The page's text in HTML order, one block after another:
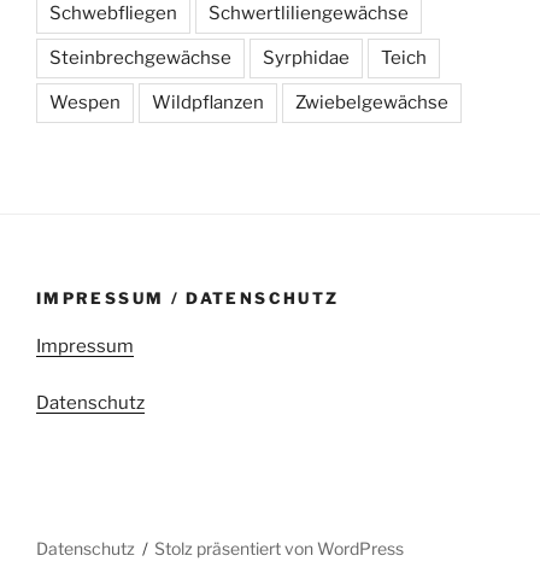
Schwebfliegen Schwertliliengewächse
Steinbrechgewächse Syrphidae Teich
Wespen Wildpflanzen Zwiebelgewächse
IMPRESSUM / DATENSCHUTZ
Impressum
Datenschutz
Datenschutz Stolz präsentiert von WordPress